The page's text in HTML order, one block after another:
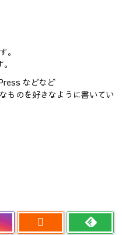
。
などなど
ものを好きなように書いてい
